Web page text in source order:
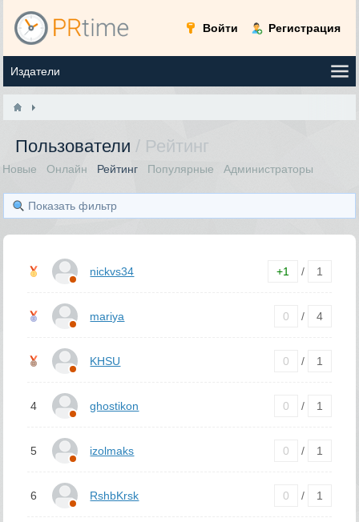
Войти Регистрация
Пользователи/ Рейтинг
Новые Онлайн Рейтинг Популярные Администраторы
Показать фильтр
nickvs34 +1 / 1
mariya 0 / 4
KHSU 0 / 1
4 ghostikon 0 / 1
5 izolmaks 0 / 1
6 RshbKrsk 0 / 1